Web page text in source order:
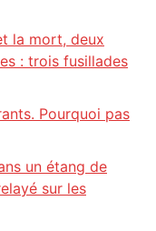
la mort, deux
: trois fusillades
Pourquoi pas
un étang de
sur les